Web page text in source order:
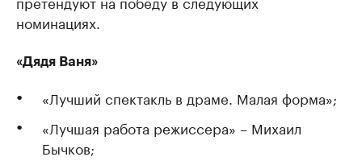
номинациях.
«Дядя Ваня»
«Лучший спектакль в драме. Малая форма»;
«Лучшая работа режиссера» – Михаил
Бычков;